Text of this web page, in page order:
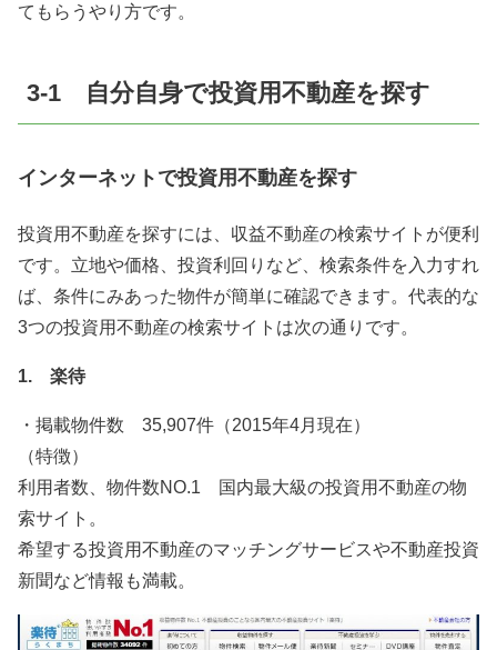
てもらうやり方です。
3-1 自分自身で投資用不動産を探す
インターネットで投資用不動産を探す
投資用不動産を探すには、収益不動産の検索サイトが便利
です。立地や価格、投資利回りなど、検索条件を入力すれ
ば、条件にみあった物件が簡単に確認できます。代表的な
3つの投資用不動産の検索サイトは次の通りです。
1. 楽待
・掲載物件数 35,907件（2015年4月現在）
（特徴）
利用者数、物件数NO.1 国内最大級の投資用不動産の物
索サイト。
希望する投資用不動産のマッチングサービスや不動産投資
新聞など情報も満載。